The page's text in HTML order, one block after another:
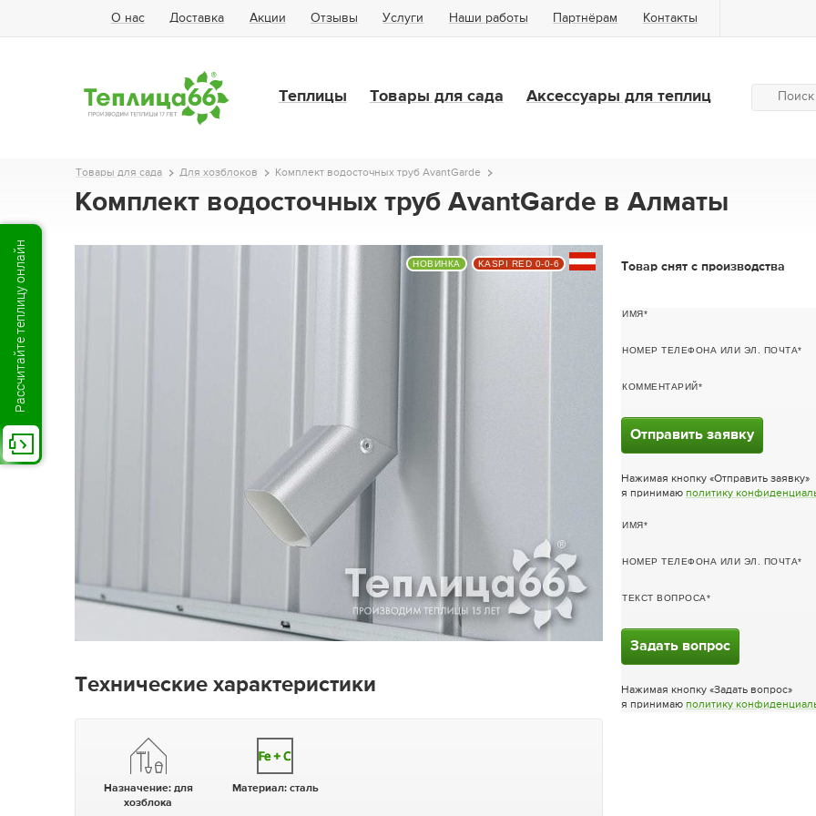
О нас Доставка Акции Отзывы Услуги Наши работы Партнёрам Контакты
Теплицы Товары для сада Аксессуары для теплиц
Товары для сада Для хозблоков Комплект водосточных труб AvantGarde
Комплект водосточных труб AvantGarde в Алматы
НОВИНКА KASPI RED 0-0-6
Технические характеристики
Назначение: для
хозблока
Материал: сталь
Товар снят с производства
ИМЯ
НОМЕР ТЕЛЕФОНА ИЛИ ЭЛ. ПОЧТА
КОММЕНТАРИЙ
Отправить заявку
Нажимая кнопку «Отправить заявку»
я принимаю политику
ИМЯ
НОМЕР ТЕЛЕФОНА ИЛИ ЭЛ. ПОЧТА
ТЕКСТ ВОПРОСА
Задать вопрос
Нажимая кнопку «Задать вопрос»
я принимаю политику
Рассчитайте теплицу онлайн